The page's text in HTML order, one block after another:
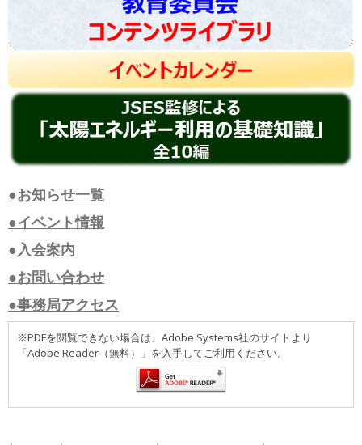
●お知らせ一覧
●イベント情報
●入会案内
●お問い合わせ
●事務局アクセス
※PDFを閲覧できない場合は、Adobe Systems社のサイトより
「Adobe Reader（無料）」を入手してご利用ください。